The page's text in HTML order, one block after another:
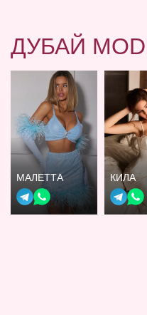
ДУБАЙ
МАЛЕТТА КИЛА